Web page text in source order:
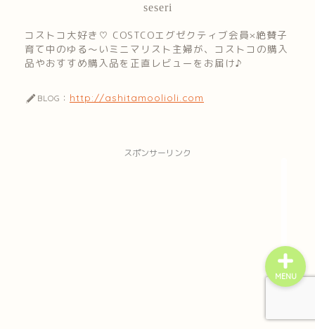
seseri
コストコ大好き♡ COSTCOエグゼクティブ会員×絶賛子
育て中のゆる～いミニマリスト主婦が、コストコの購入
品やおすすめ購入品を正直レビューをお届け♪
BLOG： http://ashitamoolioli.com
スポンサーリンク
MENU